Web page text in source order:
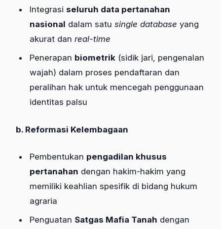
Integrasi seluruh data pertanahan
nasional dalam satu single database yang
akurat dan real-time
Penerapan biometrik (sidik jari, pengenalan
wajah) dalam proses pendaftaran dan
peralihan hak untuk mencegah penggunaan
identitas palsu
b. Reformasi Kelembagaan
Pembentukan pengadilan khusus
pertanahan dengan hakim-hakim yang
memiliki keahlian spesifik di bidang hukum
agraria
Penguatan Satgas Mafia Tanah dengan